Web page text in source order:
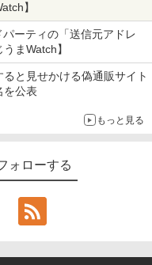
】
ーティの「送信元アドレ
まWatch】
と見せかける偽通販サイト
を公表
もっと見る
ォローする